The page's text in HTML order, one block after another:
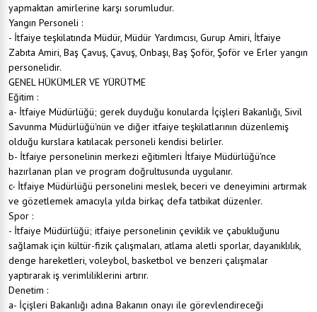
yapmaktan amirlerine karşı sorumludur.
Yangın Personeli :
- İtfaiye teşkilatında Müdür, Müdür Yardımcısı, Gurup Amiri, İtfaiye
Zabıta Amiri, Baş Çavuş, Çavuş, Onbaşı, Baş Şoför, Şoför ve Erler yangın
personelidir.
GENEL HÜKÜMLER VE YÜRÜTME
Eğitim :
a- İtfaiye Müdürlüğü; gerek duyduğu konularda İçişleri Bakanlığı, Sivil
Savunma Müdürlüğü'nün ve diğer itfaiye teşkilatlarının düzenlemiş
olduğu kurslara katılacak personeli kendisi belirler.
b- İtfaiye personelinin merkezi eğitimleri İtfaiye Müdürlüğü'nce
hazırlanan plan ve program doğrultusunda uygulanır.
c- İtfaiye Müdürlüğü personelini meslek, beceri ve deneyimini artırmak
ve gözetlemek amacıyla yılda birkaç defa tatbikat düzenler.
Spor :
- İtfaiye Müdürlüğü; itfaiye personelinin çeviklik ve çabukluğunu
sağlamak için kültür-fizik çalışmaları, atlama aletli sporlar, dayanıklılık,
denge hareketleri, voleybol, basketbol ve benzeri çalışmalar
yaptırarak iş verimliliklerini artırır.
Denetim :
a- İçişleri Bakanlığı adına Bakanın onayı ile görevlendireceği